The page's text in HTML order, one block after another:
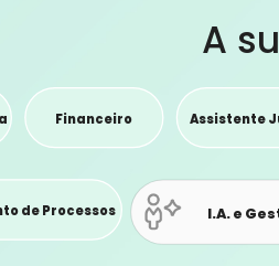
A
I.A. e
Assistente
de Processos
Financeiro